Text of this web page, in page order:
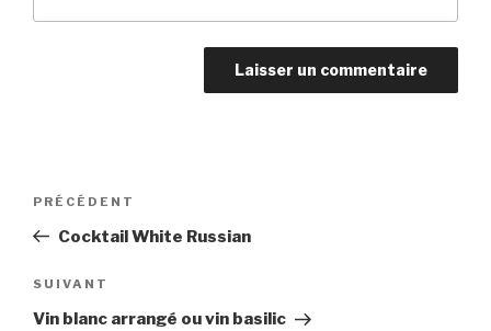
Navigation
l’article
Article
précédent
PRÉCÉDENT
Cocktail White Russian
Article
suivant
SUIVANT
Vin blanc arrangé ou vin basilic